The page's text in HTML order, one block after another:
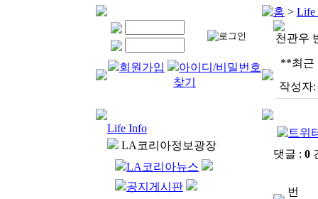
회원가입
아이디/비밀번호
찾기
Life Info
LA코리아정보광장
LA코리아뉴스
공지게시판
홈 > Life
천관우
**최근
작성자:
댓글 : 0
번